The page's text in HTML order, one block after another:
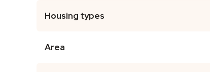
Housing types
Area